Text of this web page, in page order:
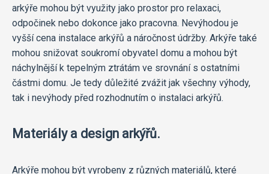
arkýře mohou být využity jako prostor pro relaxaci,
odpočinek nebo dokonce jako pracovna. Nevýhodou je
vyšší cena instalace arkýřů a náročnost údržby. Arkýře také
mohou snižovat soukromí obyvatel domu a mohou být
náchylnější k tepelným ztrátám ve srovnání s ostatními
částmi domu. Je tedy důležité zvážit jak všechny výhody,
tak i nevýhody před rozhodnutím o instalaci arkýřů.
Materiály a design arkýřů.
Arkýře mohou být vyrobeny z různých materiálů, které